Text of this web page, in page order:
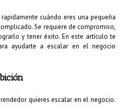
cuándo eres una pequeña
Se requiere de compromiso,
y tener éxito. En este artículo te
ayudarte a escalar en el negocio
quieres escalar en el negocio.